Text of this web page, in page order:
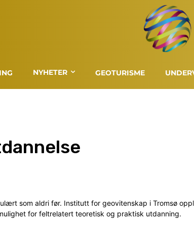
NYHETER GEOTURISME
som aldri før. Institutt for geovitenskap i Tromsø
for feltrelatert teoretisk og praktisk utdanning.